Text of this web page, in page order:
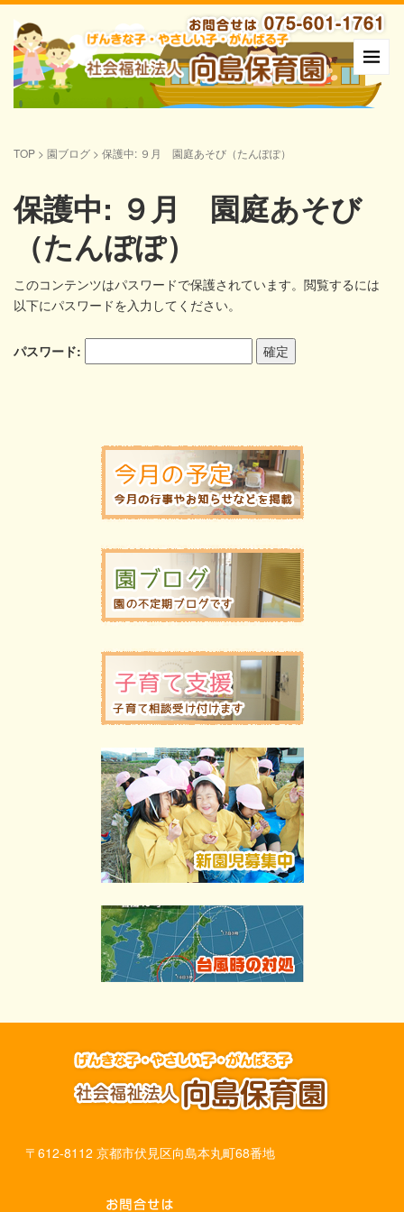
TOP > 園ブログ > 保護中: ９月 園庭あそび（たんぽぽ）
保護中: ９月 園庭あそび
（たんぽぽ）
このコンテンツはパスワードで保護されています。閲覧するには
以下にパスワードを入力してください。
パスワード:
〒612-8112 京都市伏見区向島本丸町68番地